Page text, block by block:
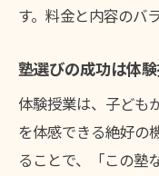
す。料金と内容のバ
塾選びの成功は体
体験授業は、子ども
を体感できる絶好の
ることで、「この塾